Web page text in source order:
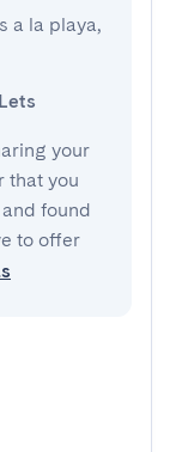
a la playa,
your
that you
found
to offer